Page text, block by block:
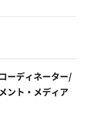
ーディネーター/
ント・メディア